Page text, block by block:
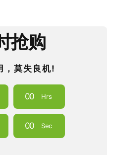
抢购
，莫失良机!
00 Hrs
00 Sec